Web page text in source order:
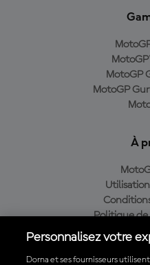
MotoGP
MotoGP
À
Politique
Personnalisez votre
Dorna et ses fournisseurs